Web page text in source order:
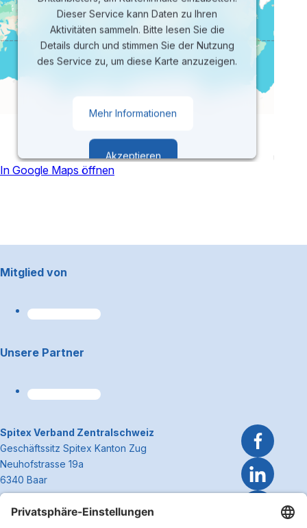
Dieser Service kann Daten zu Ihren
Aktivitäten sammeln. Bitte lesen Sie die
Details durch und stimmen Sie der Nutzung
des Service zu, um diese Karte anzuzeigen.
Mehr Informationen
Akzeptieren
In Google Maps öffnen
Footerbereich
Mitglied von
Unsere Partner
~Kontaktinformationen
Spitex Verband Zentralschweiz
Geschäftssitz Spitex Kanton Zug
Neuhofstrasse 19a
6340 Baar
Telefon 041 362 27 37